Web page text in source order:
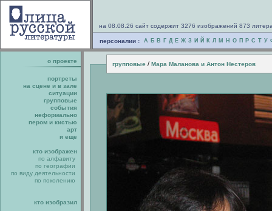
на 08.08.26 сайт содержит 3276 изображений 873
персоналии : А Б В Г Д Е Ж З И Й К Л М Н О П Р С Т У
о проекте групповые / Мара Маланова и Антон Нестеров
портреты
на сцене и в зале
ситуации
групповые
события
неформально
пером и кистью
арт
и еще
кто изображен
по алфавиту
по географии
по виду деятельности
по поколению
кто изобразил